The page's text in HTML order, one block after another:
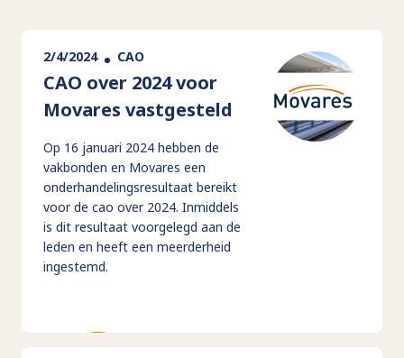
2/4/2024 CAO
CAO over 2024 voor
Movares vastgesteld
Op 16 januari 2024 hebben de
vakbonden en Movares een
onderhandelingsresultaat bereikt
voor de cao over 2024. Inmiddels
is dit resultaat voorgelegd aan de
leden en heeft een meerderheid
ingestemd.